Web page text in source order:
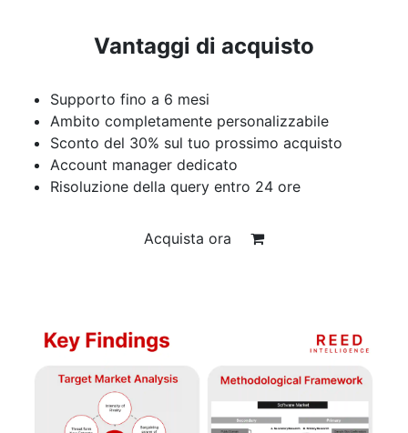
Vantaggi di acquisto
Supporto fino a 6 mesi
Ambito completamente personalizzabile
Sconto del 30% sul tuo prossimo acquisto
Account manager dedicato
Risoluzione della query entro 24 ore
Acquista ora